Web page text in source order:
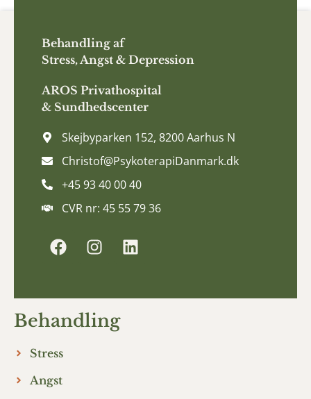
Behandling af
Stress, Angst & Depression
AROS Privathospital
& Sundhedscenter
Skejbyparken 152, 8200 Aarhus N
Christof@PsykoterapiDanmark.dk
+45 93 40 00 40
CVR nr: 45 55 79 36
Behandling
Stress
Angst